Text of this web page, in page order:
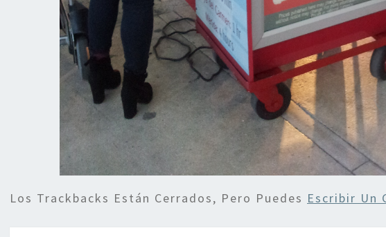
Los Trackbacks Están Cerrados, Pero Puedes Escribir Un